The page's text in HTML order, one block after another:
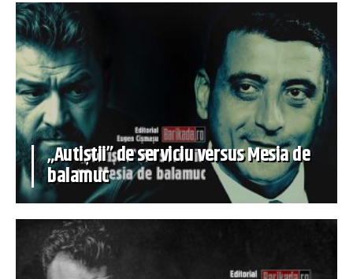
„Autiștii” de serviciu versus Mesia de
balamuc